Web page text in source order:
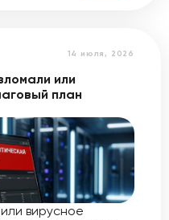
14 июля, 2026
или
план
вирусное